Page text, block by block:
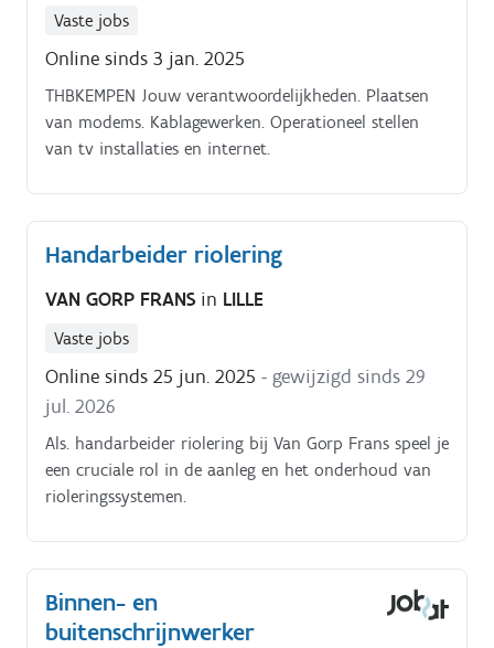
Vaste jobs
Online sinds 3 jan. 2025
THBKEMPEN Jouw verantwoordelijkheden. Plaatsen
van modems. Kablagewerken. Operationeel stellen
van tv installaties en internet.
Handarbeider riolering
VAN GORP FRANS in LILLE
Vaste jobs
Online sinds 25 jun. 2025 - gewijzigd sinds 29
jul. 2026
Als. handarbeider riolering bij Van Gorp Frans speel je
een cruciale rol in de aanleg en het onderhoud van
rioleringssystemen.
Binnen- en
buitenschrijnwerker